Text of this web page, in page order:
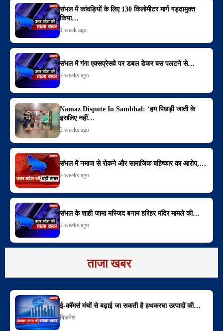
संभल में कांवड़ियों के लिए 130 किलोमीटर मार्ग गड्ढामुक्त
किया…
1 week ago
संभल में गंगा एक्सप्रेसवे पर डबल डेकर बस पलटने से…
2 weeks ago
Namaz Dispute In Sambhal: ‘हम पिछड़ी जाती के
इसलिए नहीं…
2 weeks ago
संभल में नमाज से रोकने और सामाजिक बहिष्कार का आरोप,…
2 weeks ago
संभल के शाही जामा मस्जिद बनाम हरिहर मंदिर मामले की…
2 weeks ago
ताजा खबर
ई-कॉमर्स मंचों से बढ़ाई जा सकती है हथकरघा उत्पादों की…
बिज़नेस